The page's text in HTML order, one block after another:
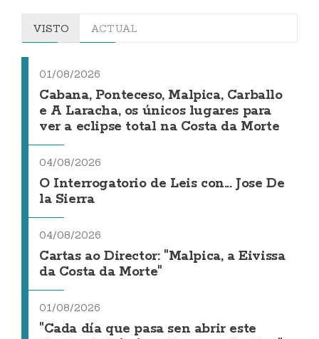
VISTO ACTUAL
01/08/2026
Cabana, Ponteceso, Malpica, Carballo
e A Laracha, os únicos lugares para
ver a eclipse total na Costa da Morte
04/08/2026
O Interrogatorio de Leis con... Jose De
la Sierra
04/08/2026
Cartas ao Director: "Malpica, a Eivissa
da Costa da Morte"
01/08/2026
"Cada día que pasa sen abrir este